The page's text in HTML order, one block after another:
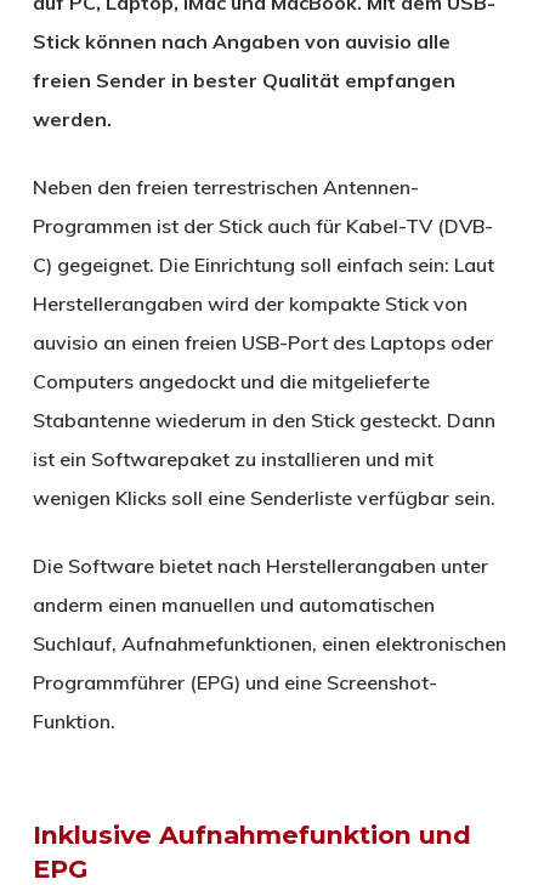
Stick können nach Angaben von auvisio alle
freien Sender in bester Qualität empfangen
werden.
Neben den freien terrestrischen Antennen-
Programmen ist der Stick auch für Kabel-TV (DVB-
C) gegeignet. Die Einrichtung soll einfach sein: Laut
Herstellerangaben wird der kompakte Stick von
auvisio an einen freien USB-Port des Laptops oder
Computers angedockt und die mitgelieferte
Stabantenne wiederum in den Stick gesteckt. Dann
ist ein Softwarepaket zu installieren und mit
wenigen Klicks soll eine Senderliste verfügbar sein.
Die Software bietet nach Herstellerangaben unter
anderm einen manuellen und automatischen
Suchlauf, Aufnahmefunktionen, einen elektronischen
Programmführer (EPG) und eine Screenshot-
Funktion.
Inklusive Aufnahmefunktion und
EPG